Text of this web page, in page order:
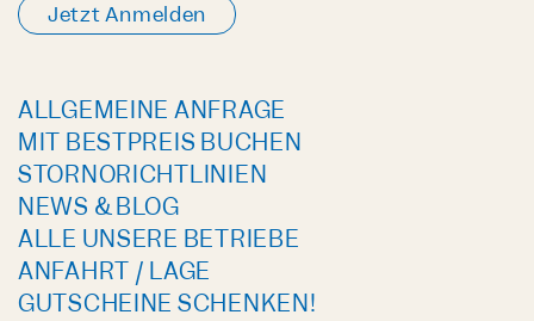
Jetzt Anmelden
ALLGEMEINE ANFRAGE
MIT BESTPREIS BUCHEN
STORNORICHTLINIEN
NEWS & BLOG
ALLE UNSERE BETRIEBE
ANFAHRT / LAGE
GUTSCHEINE SCHENKEN!